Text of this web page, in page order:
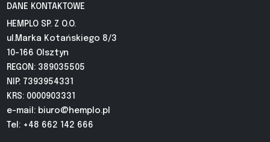
DANE KONTAKTOWE
HEMPLO SP. Z O.O.
ul.Marka Kotańskiego 8/3
10-166 Olsztyn
REGON: 389035505
NIP: 7393954331
KRS: 0000903331
e-mail: biuro@hemplo.pl
Tel: +48 662 142 666